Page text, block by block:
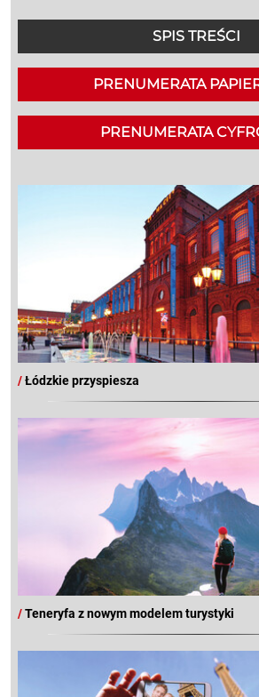
SPIS TREŚCI
PRENUMERATA
PRENUMERATA
/Łódzkie przyspiesza
/Teneryfa z nowym modelem turystyki